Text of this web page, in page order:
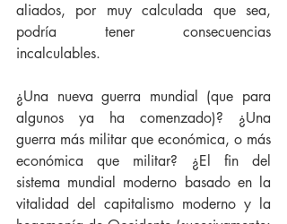
aliados, por muy calculada que sea,
podría tener consecuencias
incalculables.
¿Una nueva guerra mundial (que para
algunos ya ha comenzado)? ¿Una
guerra más militar que económica, o más
económica que militar? ¿El fin del
sistema mundial moderno basado en la
vitalidad del capitalismo moderno y la